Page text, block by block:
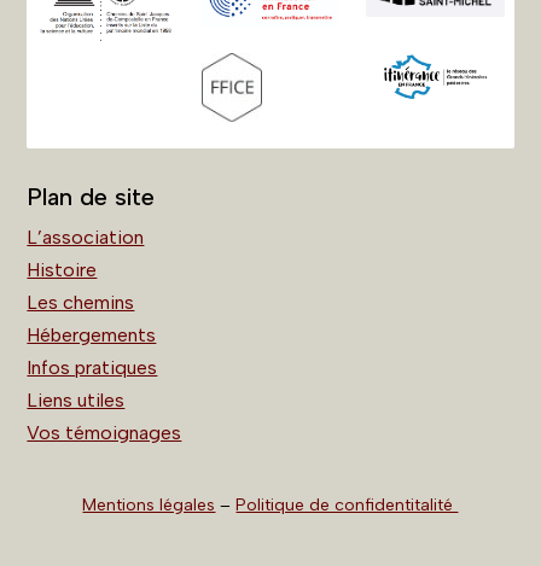
Plan de site
L’association
Histoire
Les chemins
Hébergements
Infos pratiques
Liens utiles
Vos témoignages
Mentions légales –Politique de confidentitalité